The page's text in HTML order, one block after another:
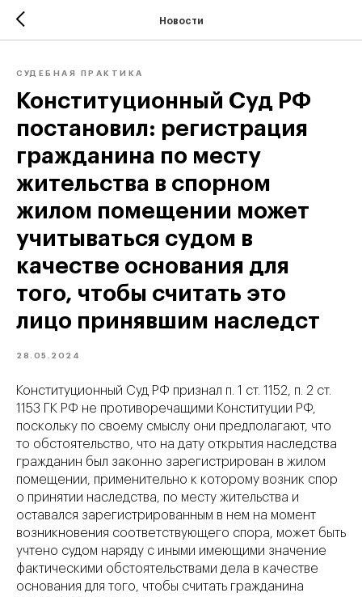
Новости
СУДЕБНАЯ ПРАКТИКА
Конституционный Суд РФ
постановил: регистрация
гражданина по месту
жительства в спорном
жилом помещении может
учитываться судом в
качестве основания для
того, чтобы считать это
лицо принявшим наследст
28.05.2024
Конституционный Суд РФ признал п. 1 ст. 1152, п. 2 ст.
1153 ГК РФ не противоречащими Конституции РФ,
поскольку по своему смыслу они предполагают, что
то обстоятельство, что на дату открытия наследства
гражданин был законно зарегистрирован в жилом
помещении, применительно к которому возник спор
о принятии наследства, по месту жительства и
оставался зарегистрированным в нем на момент
возникновения соответствующего спора, может быть
учтено судом наряду с иными имеющими значение
фактическими обстоятельствами дела в качестве
основания для того, чтобы считать гражданина